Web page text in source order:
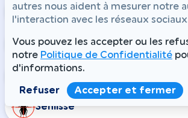
Cernay-la-Ville
Dampierre-en-Yvelines
La Celle-les-Bordes
Senlisse
autres nous aident à mesurer notre
l'interaction avec les réseaux
Vous pouvez les accepter ou les
notre Politique de Confidentialité
d'informations.
Refuser Accepter et fermer